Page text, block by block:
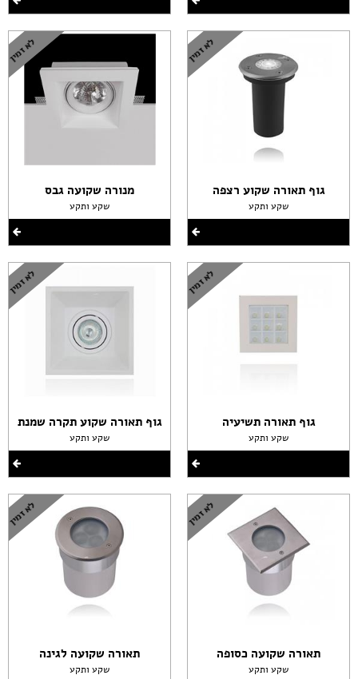
גוף תאורה שקוע רצפה
שקע ותקע
גוף תאורה תשיעיה
שקע ותקע
תאורה שקועה כסופה
שקע ותקע
מנורה שקועה גבס
שקע ותקע
גוף תאורה שקוע תקרה שמנת
שקע ותקע
תאורה שקועה לגינה
שקע ותקע